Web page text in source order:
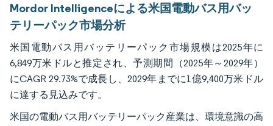
Mordor Intelligenceによる米国電動バス用バッ
テリーパック市場分析
米国電動バス用バッテリーパック市場規模は2025年に
6,849万米ドルと推定され、予測期間（2025年～2029年）
にCAGR 29.73%で成長し、2029年までに1億9,400万米ドル
に達する見込みです。
米国の電動バス用バッテリーパック産業は、環境意識の高